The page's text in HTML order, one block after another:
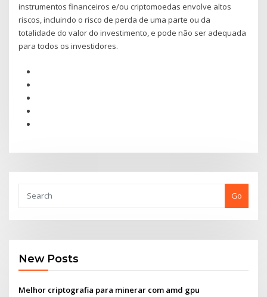
instrumentos financeiros e/ou criptomoedas envolve altos
riscos, incluindo o risco de perda de uma parte ou da
totalidade do valor do investimento, e pode não ser adequada
para todos os investidores.
Go
New Posts
Melhor criptografia para minerar com amd gpu